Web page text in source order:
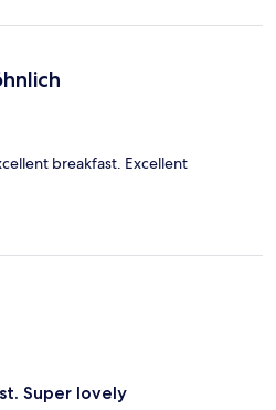
breakfast. Excellent
Super lovely